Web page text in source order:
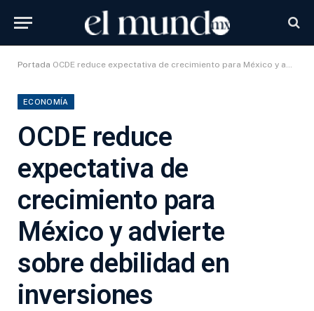
Portada OCDE reduce expectativa de crecimiento para México y advierte sobre debilidad en inversiones
ECONOMÍA
OCDE reduce
expectativa de
crecimiento para
México y advierte
sobre debilidad en
inversiones